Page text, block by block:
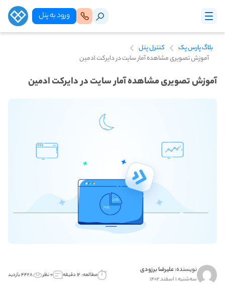
ورود‌ به‌ پنل
بلاگ پارس پک
کنترل پنل
آموزش تصویری مشاهده آمار سایت در دایرکت ادمین
آموزش تصویری مشاهده آمار سایت در دایرکت ادمین
نویسنده:علیرضا برزودی
سه‌شنبه ۱ اسفند ۱۴۰۲ مطالعه: ۱۲ دقیقه ۰ نظر ۴۴۲۸ بازدید